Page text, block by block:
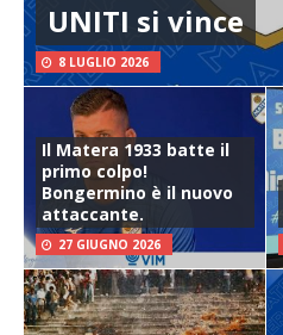
UNITI si vince
8 LUGLIO 2026
Il Matera 1933 batte il
primo colpo!
Bongermino è il nuovo
attaccante.
27 GIUGNO 2026